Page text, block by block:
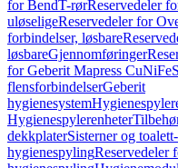
for BendT-rørReservedeler
uløseligeReservedeler for
forbindelser, løsbare
løsbareGjennomføringer
for Geberit Mapress CuNiFe
flensforbindelserGeberit
hygienesystem
Hygienespylerenheter
dekkplaterSisterner og
hygienespylingReservedeler